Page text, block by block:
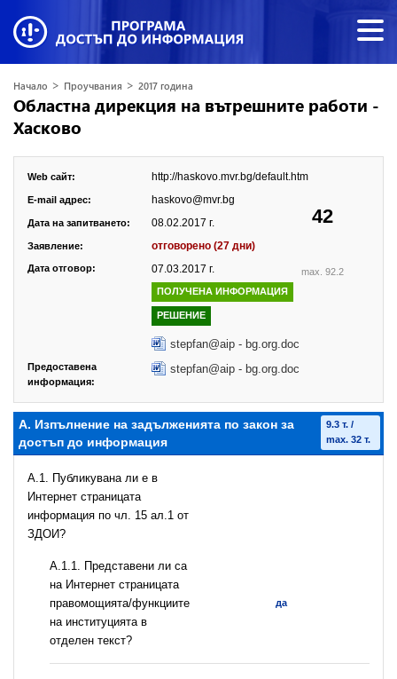
Начало > Проучвания > 2017 година
Областна дирекция на вътрешните работи -
Хасково
42
max. 92.2
Web сайт: http://haskovo.mvr.bg/default.htm
E-mail адрес: haskovo@mvr.bg
Дата на запитването: 08.02.2017 г.
Заявление: отговорено (27 дни)
Дата отговор: 07.03.2017 г.
ПОЛУЧЕНА ИНФОРМАЦИЯ
РЕШЕНИЕ
stepfan@aip - bg.org.doc
Предоставена
информация:
stepfan@aip - bg.org.doc
А. Изпълнение на задълженията по закон за
достъп до информация
9.3 т. /
max. 32 т.
A.1. Публикувана ли е в
Интернет страницата
информация по чл. 15 ал.1 от
ЗДОИ?
А.1.1. Представени ли са
на Интернет страницата
правомощията/функциите
на институцията в
отделен текст?
да